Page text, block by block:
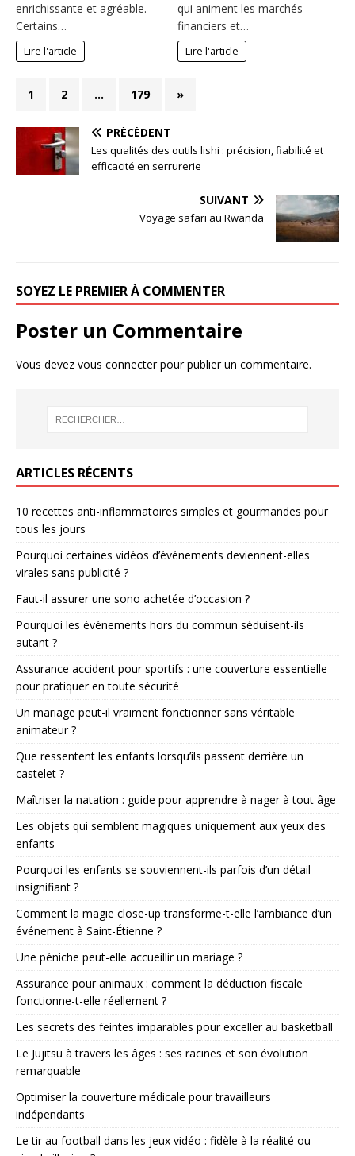
enrichissante et agréable.
Certains…
Lire l'article
qui animent les marchés
financiers et…
Lire l'article
1 2 … 179 »
PRÉCÉDENT
Les qualités des outils lishi : précision, fiabilité et
efficacité en serrurerie
SUIVANT
Voyage safari au Rwanda
SOYEZ LE PREMIER À COMMENTER
Poster un Commentaire
Vous devez vous connecterpour publier un commentaire.
ARTICLES RÉCENTS
10 recettes anti-inflammatoires simples et gourmandes pour
tous les jours
Pourquoi certaines vidéos d’événements deviennent-elles
virales sans publicité ?
Faut-il assurer une sono achetée d’occasion ?
Pourquoi les événements hors du commun séduisent-ils
autant ?
Assurance accident pour sportifs : une couverture essentielle
pour pratiquer en toute sécurité
Un mariage peut-il vraiment fonctionner sans véritable
animateur ?
Que ressentent les enfants lorsqu’ils passent derrière un
castelet ?
Maîtriser la natation : guide pour apprendre à nager à tout âge
Les objets qui semblent magiques uniquement aux yeux des
enfants
Pourquoi les enfants se souviennent-ils parfois d’un détail
insignifiant ?
Comment la magie close-up transforme-t-elle l’ambiance d’un
événement à Saint-Étienne ?
Une péniche peut-elle accueillir un mariage ?
Assurance pour animaux : comment la déduction fiscale
fonctionne-t-elle réellement ?
Les secrets des feintes imparables pour exceller au basketball
Le Jujitsu à travers les âges : ses racines et son évolution
remarquable
Optimiser la couverture médicale pour travailleurs
indépendants
Le tir au football dans les jeux vidéo : fidèle à la réalité ou